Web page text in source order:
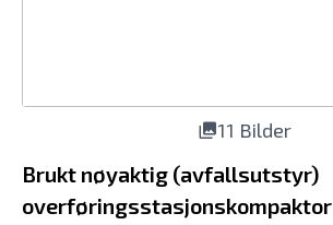
11 Bilder
Brukt nøyaktig (avfallsutstyr)
overføringsstasjonskompaktor